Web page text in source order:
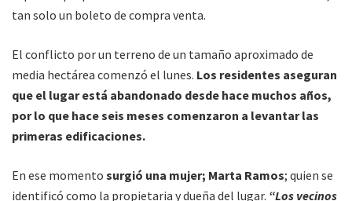
tan solo un boleto de compra venta.
El conflicto por un terreno de un tamaño aproximado de
media hectárea comenzó el lunes. Los residentes aseguran
que el lugar está abandonado desde hace muchos años,
por lo que hace seis meses comenzaron a levantar las
primeras edificaciones.
En ese momento surgió una mujer; Marta Ramos; quien se
identificó como la propietaria y dueña del lugar. “Los vecinos